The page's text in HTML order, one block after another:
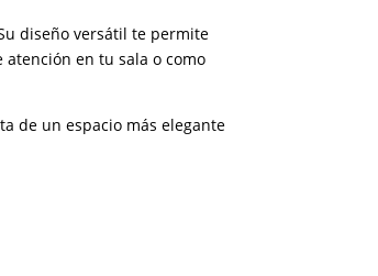
diseño versátil te permite
en tu sala o como
de un espacio más elegante